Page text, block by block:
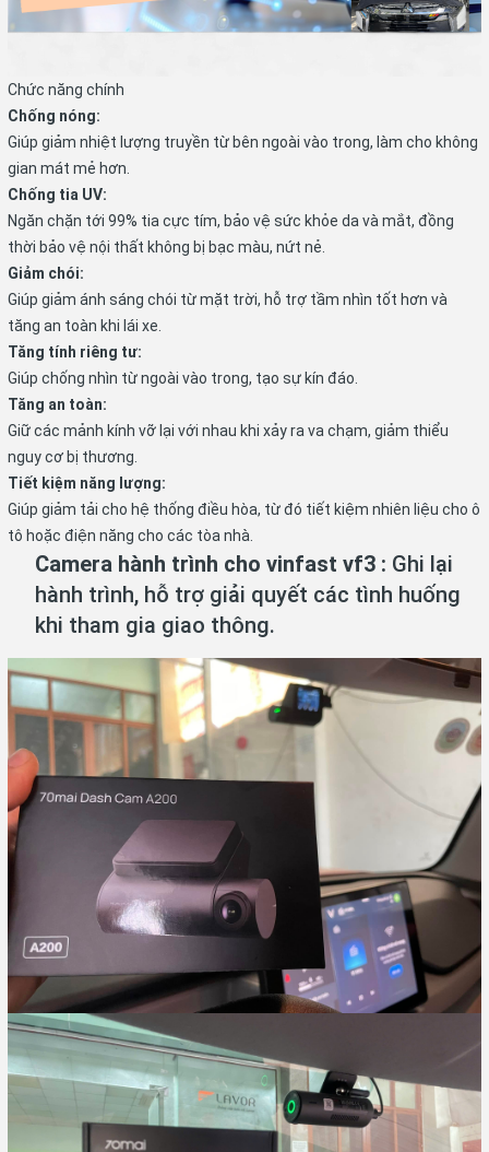
Chức năng chính
Chống nóng:
Giúp giảm nhiệt lượng truyền từ bên ngoài vào trong, làm cho không
gian mát mẻ hơn.
Chống tia UV:
Ngăn chặn tới 99% tia cực tím, bảo vệ sức khỏe da và mắt, đồng
thời bảo vệ nội thất không bị bạc màu, nứt nẻ.
Giảm chói:
Giúp giảm ánh sáng chói từ mặt trời, hỗ trợ tầm nhìn tốt hơn và
tăng an toàn khi lái xe.
Tăng tính riêng tư:
Giúp chống nhìn từ ngoài vào trong, tạo sự kín đáo.
Tăng an toàn:
Giữ các mảnh kính vỡ lại với nhau khi xảy ra va chạm, giảm thiểu
nguy cơ bị thương.
Tiết kiệm năng lượng:
Giúp giảm tải cho hệ thống điều hòa, từ đó tiết kiệm nhiên liệu cho ô
tô hoặc điện năng cho các tòa nhà.
Camera hành trình cho vinfast vf3 : Ghi lại
hành trình, hỗ trợ giải quyết các tình huống
khi tham gia giao thông.